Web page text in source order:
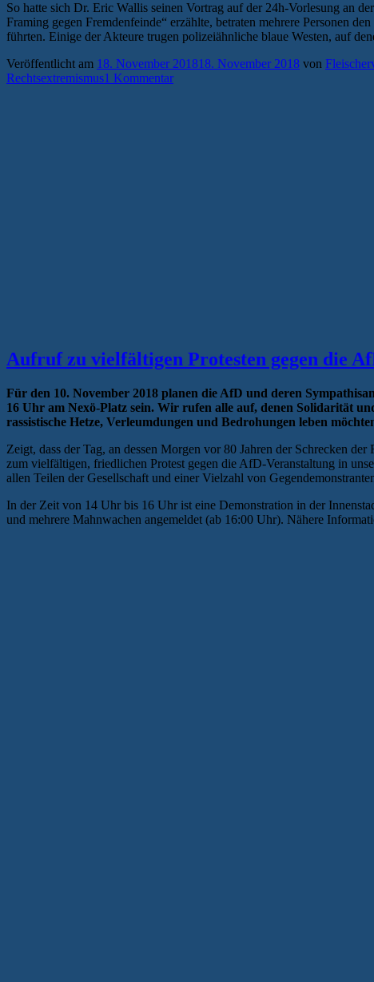
So hatte sich Dr. Eric Wallis seinen Vortrag auf der 24h-Vorlesung an
Framing gegen Fremdenfeinde“ erzählte, betraten mehrere Personen
führten. Einige der Akteure trugen polizeiähnliche blaue Westen, auf
Veröffentlicht am 18. November 201818. November 2018 von
Rechtsextremismus1 Kommentar
Aufruf zu vielfältigen Protesten gegen die
Für den 10. November 2018 planen die AfD und deren
16 Uhr am Nexö-Platz sein. Wir rufen alle auf, denen Solidarität
rassistische Hetze, Verleumdungen und Bedrohungen leben
Zeigt, dass der Tag, an dessen Morgen vor 80 Jahren der Schrecken
zum vielfältigen, friedlichen Protest gegen die AfD-Veranstaltung in
allen Teilen der Gesellschaft und einer Vielzahl von
In der Zeit von 14 Uhr bis 16 Uhr ist eine Demonstration in der
und mehrere Mahnwachen angemeldet (ab 16:00 Uhr). Nähere